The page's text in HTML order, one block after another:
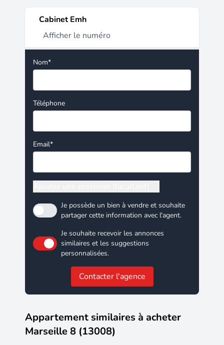
Cabinet Emh
Afficher le numéro
Nom*
Téléphone
Email*
Je possède un bien à vendre et souhaite
partager cette information avec l'agent.
Je souhaite recevoir les annonces
similaires et les suggestions
personnalisées.
Contacter l'agence
Appartement similaires à acheter
Marseille 8 (13008)